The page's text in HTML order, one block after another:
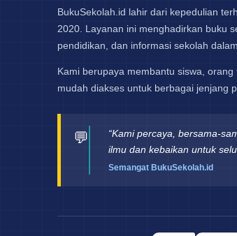
BukuSekolah.id lahir dari kepedulian
2020. Layanan ini menghadirkan buku
pendidikan, dan informasi sekolah
Kami berupaya membantu siswa,
mudah diakses untuk berbagai jenjang
💬
“Kami percaya, bersama-
ilmu dan kebaikan untuk
Semangat BukuSekolah.id